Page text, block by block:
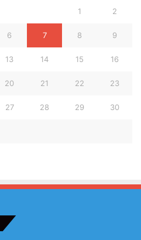
1 2
6 7 8 9
13 14 15 16
20 21 22 23
27 28 29 30